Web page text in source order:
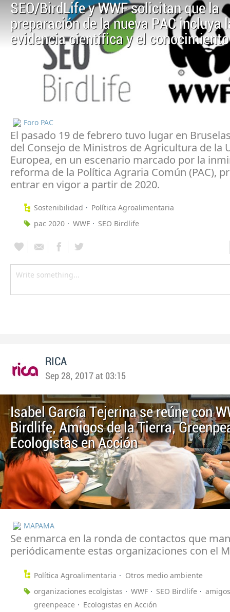
SEO/BirdLife y WWF solicitan que la
preparación de la nueva PAC incluya
evidencia científica y el
Foro PAC
El pasado 19 de febrero tuvo lugar en
del Consejo de Ministros de Agricultura de la
Europea, en un escenario marcado por la
reforma de la Política Agraria Común (PAC),
entrar en vigor a partir de 2020.
Sostenibilidad
Política Agroalimentaria
pac 2020
WWF SEO Birdlife
RICA
Sep 28, 2017 at 03:15
Isabel García Tejerina se reúne con
Birdlife, Amigos de la Tierra,
Ecologistas en Acción
MAPAMA
Se enmarca en la ronda de contactos que
periódicamente estas organizaciones con el
Política Agroalimentaria
Otros medio ambiente
organizaciones ecolgistas
WWF SEO Birdlife
greenpeace
Ecologistas en Acción